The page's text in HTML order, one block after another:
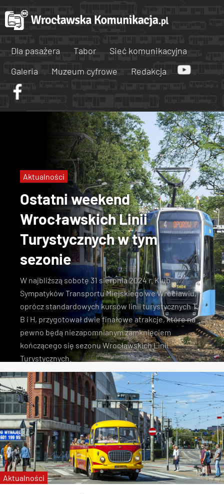
Dla pasażera Tabor
Sieć komunikacyjna
Galeria
Muzeum cyfrowe Redakcja
Ostatni weekend
Wrocławskich Linii
Turystycznych w tym
sezonie
W najbliższą sobotę 31 sierpnia 2024 r. Klub
Sympatyków Transportu Miejskiego we Wrocławiu,
oprócz standardowych kursów linii turystycznych T,
B i H, przygotował dwie finałowe atrakcje, które na
pewno będą niezapomnianym zamknięciem
kończącego się sezonu Wrocławskich Linii
Turystycznych.
Aktualności
Fredruś
zabytkowe autobusy
Aktualności